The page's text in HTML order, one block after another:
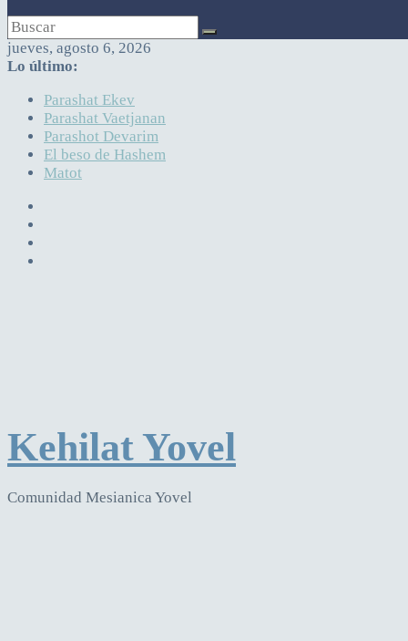
jueves, agosto 6, 2026
Lo último:
Parashat Ekev
Parashat Vaetjanan
Parashot Devarim
El beso de Hashem
Matot
Kehilat Yovel
Comunidad Mesianica Yovel